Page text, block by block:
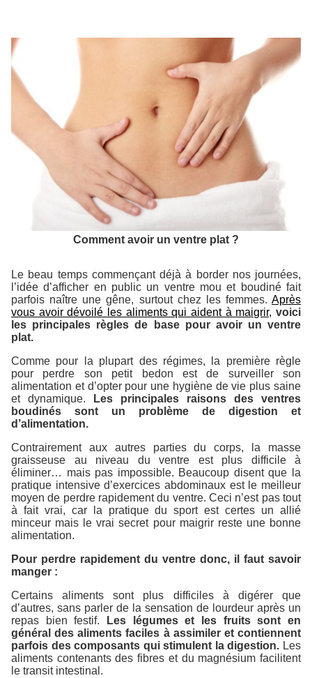
Comment avoir un ventre plat ?
Le beau temps commençant déjà à border nos journées,
l’idée d’afficher en public un ventre mou et boudiné fait
parfois naître une gêne, surtout chez les femmes. Après
vous avoir dévoilé les aliments qui aident à maigrir, voici
les principales règles de base pour avoir un ventre
plat.
Comme pour la plupart des régimes, la première règle
pour perdre son petit bedon est de surveiller son
alimentation et d’opter pour une hygiène de vie plus saine
et dynamique.
Les principales raisons des ventres
boudinés sont un problème de digestion et
d’alimentation.
Contrairement aux autres parties du corps, la masse
graisseuse au niveau du ventre est plus difficile à
éliminer… mais pas impossible. Beaucoup disent que la
pratique intensive d’exercices abdominaux est le meilleur
moyen de perdre rapidement du ventre. Ceci n’est pas tout
à fait vrai, car la pratique du sport est certes un allié
minceur mais le vrai secret pour maigrir reste une bonne
alimentation.
Pour perdre rapidement du ventre donc, il faut savoir
manger :
Certains aliments sont plus difficiles à digérer que
d’autres, sans parler de la sensation de lourdeur après un
repas bien festif.
Les légumes et les fruits sont en
général des aliments faciles à assimiler et contiennent
parfois des composants qui stimulent la digestion. Les
aliments contenants des fibres et du magnésium facilitent
le transit intestinal.